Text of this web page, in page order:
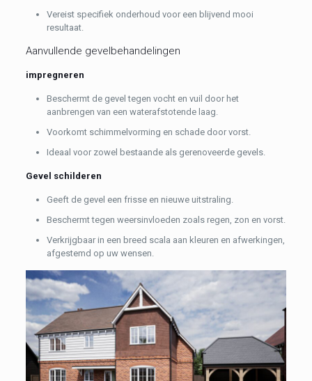
Vereist specifiek onderhoud voor een blijvend mooi
resultaat.
Aanvullende gevelbehandelingen
impregneren
Beschermt de gevel tegen vocht en vuil door het
aanbrengen van een waterafstotende laag.
Voorkomt schimmelvorming en schade door vorst.
Ideaal voor zowel bestaande als gerenoveerde gevels.
Gevel schilderen
Geeft de gevel een frisse en nieuwe uitstraling.
Beschermt tegen weersinvloeden zoals regen, zon en vorst.
Verkrijgbaar in een breed scala aan kleuren en afwerkingen,
afgestemd op uw wensen.